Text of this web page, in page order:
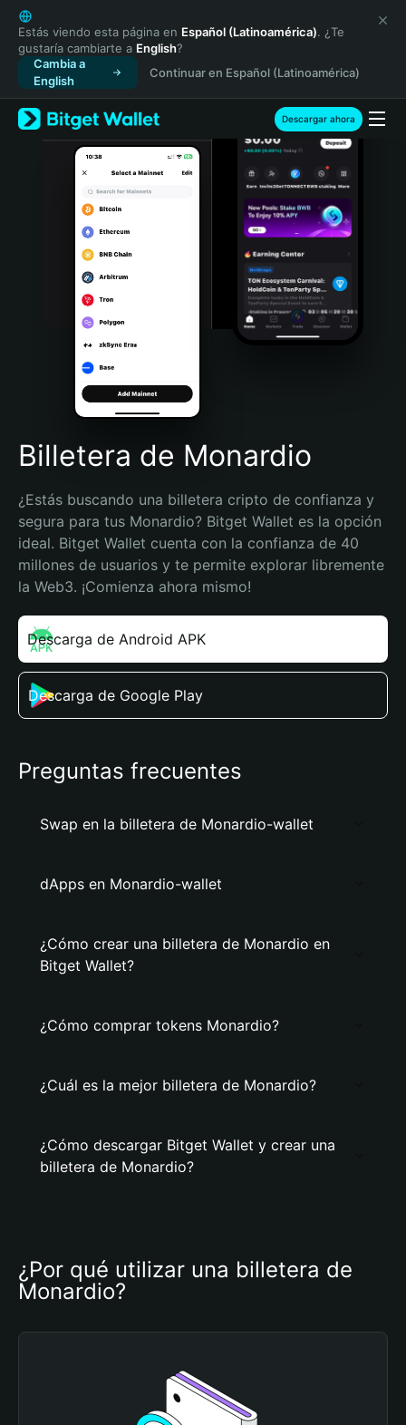
English
日本語
Tiếng Việt
Русский
Español (Latinoamérica)
Türkçe
Italiano
Português (Portugal)
Bahasa Indonesia
Português (Brasil)
Español (Argentina)
Estás viendo esta página en Español (Latinoamérica). ¿Te
gustaría cambiarte a English?
Cambia a
English
Continuar en Español (Latinoamérica)
Descargar ahora
Billetera de Monardio
¿Estás buscando una billetera cripto de confianza y
segura para tus Monardio? Bitget Wallet es la opción
ideal. Bitget Wallet cuenta con la confianza de 40
millones de usuarios y te permite explorar libremente
la Web3. ¡Comienza ahora mismo!
Descarga de Android APK
Descarga de Google Play
Preguntas frecuentes
Swap en la billetera de Monardio-wallet
dApps en Monardio-wallet
¿Cómo crear una billetera de Monardio en
Bitget Wallet?
¿Cómo comprar tokens Monardio?
¿Cuál es la mejor billetera de Monardio?
¿Cómo descargar Bitget Wallet y crear una
billetera de Monardio?
¿Por qué utilizar una billetera de
Monardio?